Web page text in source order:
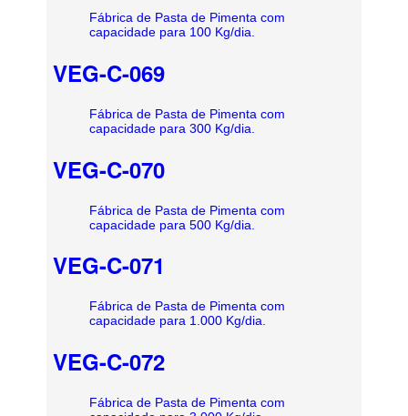
Fábrica de Pasta de Pimenta com
capacidade para 100 Kg/dia.
VEG-C-069
Fábrica de Pasta de Pimenta com
capacidade para 300 Kg/dia.
VEG-C-070
Fábrica de Pasta de Pimenta com
capacidade para 500 Kg/dia.
VEG-C-071
Fábrica de Pasta de Pimenta com
capacidade para 1.000 Kg/dia.
VEG-C-072
Fábrica de Pasta de Pimenta com